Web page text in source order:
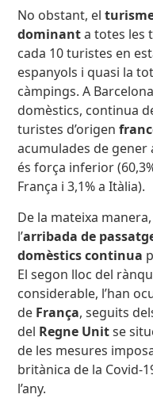
No obstant, el
dominanta totes les
cada 10 turistes en
espanyols i quasi la
càmpings. A
domèstics, continua
turistes d’origen
acumulades de gener
és força inferior
França i 3,1% a Itàlia).
De la mateixa
l’arribada de
domèsticscontinua
El segon lloc del
considerable, l’han
de França, seguits
del Regne Unitse
de les mesures
britànica de la Covid-
l’any.